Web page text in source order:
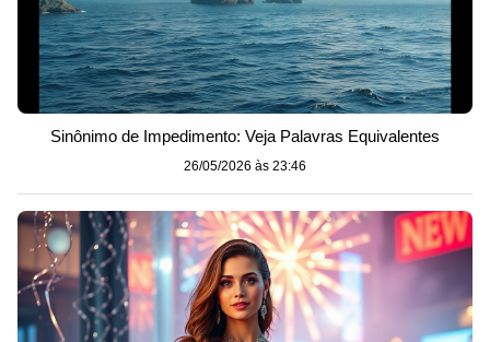
Sinônimo de Impedimento: Veja Palavras Equivalentes
26/05/2026 às 23:46